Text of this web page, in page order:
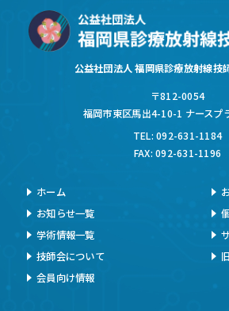
公益社団法人 福岡県診療放射線
〒812-0054
福岡市東区馬出4-10-1 ナースプ
TEL: 092-631-1184
FAX: 092-631-1196
ホーム
お知らせ一覧
学術情報一覧
技師会について
会員向け情報